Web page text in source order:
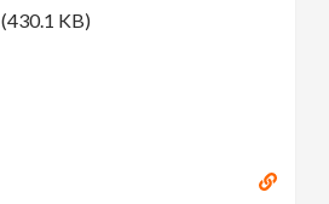
(430.1 KB)